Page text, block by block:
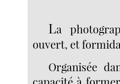
La
ouvert, et
Organisée